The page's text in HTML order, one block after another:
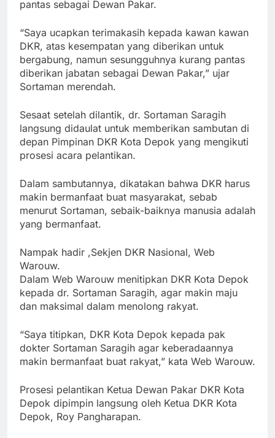
pantas sebagai Dewan Pakar.
“Saya ucapkan terimakasih kepada kawan kawan
DKR, atas kesempatan yang diberikan untuk
bergabung, namun sesungguhnya kurang pantas
diberikan jabatan sebagai Dewan Pakar,” ujar
Sortaman merendah.
Sesaat setelah dilantik, dr. Sortaman Saragih
langsung didaulat untuk memberikan sambutan di
depan Pimpinan DKR Kota Depok yang mengikuti
prosesi acara pelantikan.
Dalam sambutannya, dikatakan bahwa DKR harus
makin bermanfaat buat masyarakat, sebab
menurut Sortaman, sebaik-baiknya manusia adalah
yang bermanfaat.
Nampak hadir ,Sekjen DKR Nasional, Web
Warouw.
Dalam Web Warouw menitipkan DKR Kota Depok
kepada dr. Sortaman Saragih, agar makin maju
dan maksimal dalam menolong rakyat.
“Saya titipkan, DKR Kota Depok kepada pak
dokter Sortaman Saragih agar keberadaannya
makin bermanfaat buat rakyat,” kata Web Warouw.
Prosesi pelantikan Ketua Dewan Pakar DKR Kota
Depok dipimpin langsung oleh Ketua DKR Kota
Depok, Roy Pangharapan.